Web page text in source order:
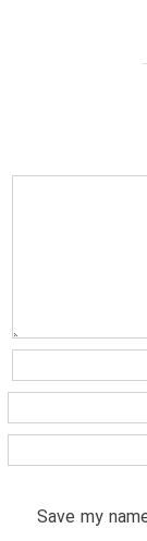
Save my